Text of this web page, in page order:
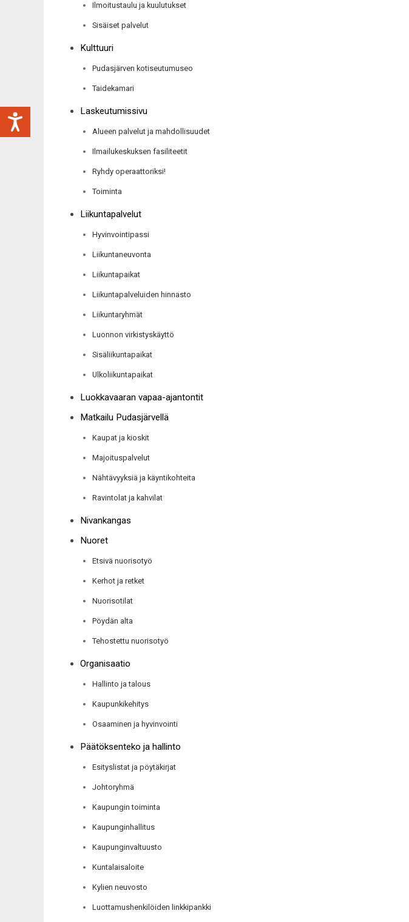
Ilmoitustaulu ja kuulutukset
Sisäiset palvelut
Kulttuuri
Pudasjärven kotiseutumuseo
Taidekamari
Laskeutumissivu
Alueen palvelut ja mahdollisuudet
Ilmailukeskuksen fasiliteetit
Ryhdy operaattoriksi!
Toiminta
Liikuntapalvelut
Hyvinvointipassi
Liikuntaneuvonta
Liikuntapaikat
Liikuntapalveluiden hinnasto
Liikuntaryhmät
Luonnon virkistyskäyttö
Sisäliikuntapaikat
Ulkoliikuntapaikat
Luokkavaaran vapaa-ajantontit
Matkailu Pudasjärvellä
Kaupat ja kioskit
Majoituspalvelut
Nähtävyyksiä ja käyntikohteita
Ravintolat ja kahvilat
Nivankangas
Nuoret
Etsivä nuorisotyö
Kerhot ja retket
Nuorisotilat
Pöydän alta
Tehostettu nuorisotyö
Organisaatio
Hallinto ja talous
Kaupunkikehitys
Osaaminen ja hyvinvointi
Päätöksenteko ja hallinto
Esityslistat ja pöytäkirjat
Johtoryhmä
Kaupungin toiminta
Kaupunginhallitus
Kaupunginvaltuusto
Kuntalaisaloite
Kylien neuvosto
Luottamushenkilöiden linkkipankki